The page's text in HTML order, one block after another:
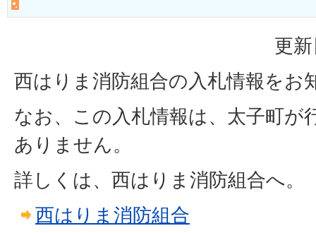
更
西はりま消防組合の入札情報をお
なお、この入札情報は、太子町が
ありません。
詳しくは、西はりま消防組合へ。
西はりま消防組合